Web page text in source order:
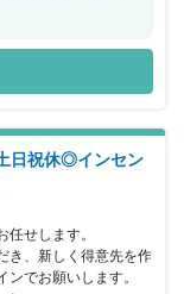
電平均100件/１
集することとなり
員のサポートから
ていただける環境
。販売、サービ
が活躍しており、
験のある方でもこ
歓迎いたします。
日祝休◎インセン
せします。
き、新しく得意先を作
ンでお願いします。